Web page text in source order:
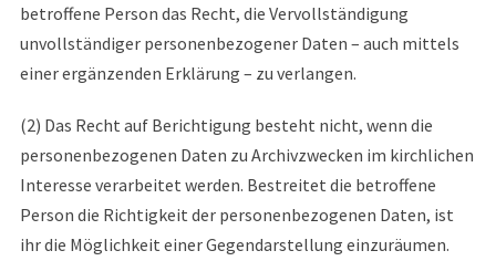
betroffene Person das Recht, die Vervollständigung
unvollständiger personenbezogener Daten – auch mittels
einer ergänzenden Erklärung – zu verlangen.
(2) Das Recht auf Berichtigung besteht nicht, wenn die
personenbezogenen Daten zu Archivzwecken im kirchlichen
Interesse verarbeitet werden. Bestreitet die betroffene
Person die Richtigkeit der personenbezogenen Daten, ist
ihr die Möglichkeit einer Gegendarstellung einzuräumen.